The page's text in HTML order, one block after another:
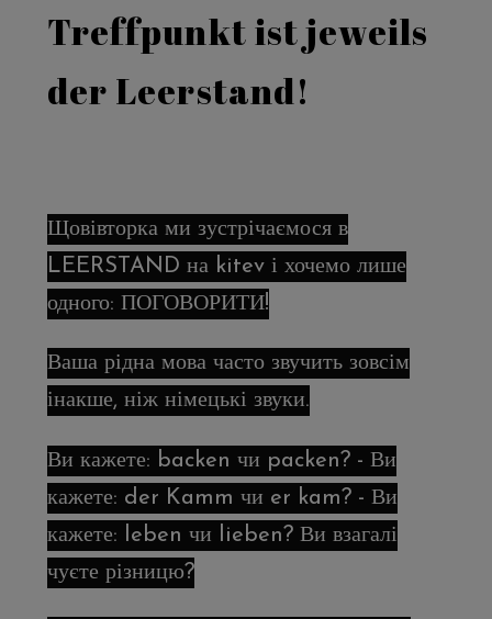
Treffpunkt ist jeweils
der Leerstand!
Щовівторка ми зустрічаємося в
LEERSTAND на kitev і хочемо лише
одного: ПОГОВОРИТИ!
Ваша рідна мова часто звучить зовсім
інакше, ніж німецькі звуки.
Ви кажете: backen чи packen? - Ви
кажете: der Kamm чи er kam? - Ви
кажете: leben чи lieben? Ви взагалі
чуєте різницю?